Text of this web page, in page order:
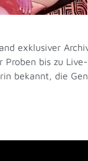
exklusiver
Proben bis zu
bekannt, die